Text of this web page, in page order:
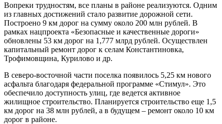
Вопреки трудностям, все планы в районе реализуются. Одним
из главных достижений стало развитие дорожной сети.
Построено 9 км дорог на сумму около 200 млн рублей. В
рамках нацпроекта «Безопасные и качественные дороги»
обновлены 53 км дорог на 1,777 млрд рублей. Осуществлен
капитальный ремонт дорог к селам Константиновка,
Трофимовщина, Курилово и др.
В северо-восточной части поселка появилось 5,25 км нового
асфальта благодаря федеральной программе «Стимул». Это
обеспечило доступность улиц, где ведется активное
жилищное строительство. Планируется строительство еще 1,5
км дорог на 38 млн рублей, а в будущем – ремонт около 10 км
дорог в районе.